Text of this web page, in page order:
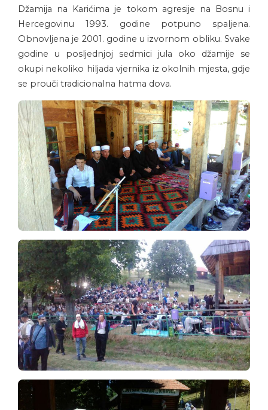
Džamija na Karićima je tokom agresije na Bosnu i
Hercegovinu 1993. godine potpuno spaljena.
Obnovljena je 2001. godine u izvornom obliku. Svake
godine u posljednjoj sedmici jula oko džamije se
okupi nekoliko hiljada vjernika iz okolnih mjesta, gdje
se prouči tradicionalna hatma dova.